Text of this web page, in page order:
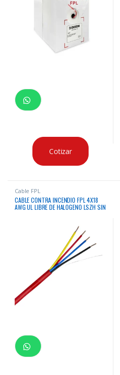
Cotizar
Cable FPL
CABLE CONTRA INCENDIO FPL 4X18
AWG UL LIBRE DE HALOGENO LSZH SIN